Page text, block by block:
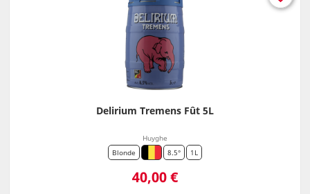
Delirium Tremens Fût 5L
Huyghe
Blonde
8.5° 1L
Prix
40,00 €